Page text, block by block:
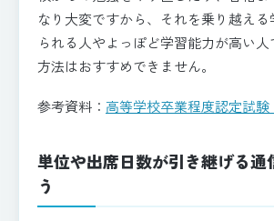
なり大変ですから、それを乗り越える
られる人やよっぽど学習能力が高い
方法はおすすめできません。
参考資料： 高等学校卒業程度認定試験
単位や出席日数が引き継げる通
う